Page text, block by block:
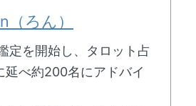
（ろん）
定を開始し、タロット占
延べ約200名にアドバイ